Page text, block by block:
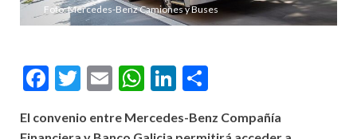
Foto: Mercedes-Benz Camiones y Buses
Facebook
Twitter
EmailWhatsApp
LinkedIn
El convenio entre Mercedes-Benz Compañía